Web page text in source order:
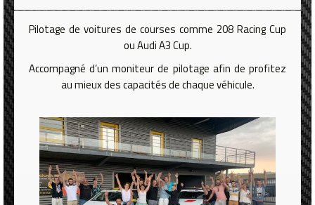
Pilotage de voitures de courses comme 208 Racing Cup
ou Audi A3 Cup.
Accompagné d’un moniteur de pilotage afin de profitez
au mieux des capacités de chaque véhicule.